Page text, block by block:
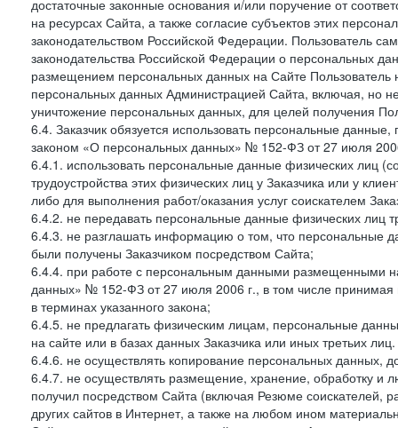
достаточные законные основания и/или поручение от
на ресурсах Сайта, а также согласие субъектов этих
законодательством Российской Федерации. Пользователь
законодательства Российской Федерации о персональных
размещением персональных данных на Сайте Пользователь
персональных данных Администрацией Сайта, включая, но
уничтожение персональных данных, для целей получения
6.4. Заказчик обязуется использовать персональные
законом «О персональных данных» № 152-ФЗ от 27 июля
6.4.1. использовать персональные данные физических лиц
трудоустройства этих физических лиц у Заказчика или у
либо для выполнения работ/оказания услуг соискателем
6.4.2. не передавать персональные данные физических лиц
6.4.3. не разглашать информацию о том, что персональные
были получены Заказчиком посредством Сайта;
6.4.4. при работе с персональным данными размещенными
данных» № 152-ФЗ от 27 июля 2006 г., в том числе принимая
в терминах указанного закона;
6.4.5. не предлагать физическим лицам, персональные
на сайте или в базах данных Заказчика или иных третьих лиц.
6.4.6. не осуществлять копирование персональных данных,
6.4.7. не осуществлять размещение, хранение, обработку и
получил посредством Сайта (включая Резюме
других сайтов в Интернет, а также на любом ином